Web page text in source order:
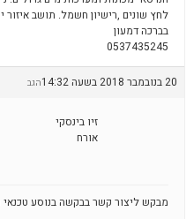
לחץ שונים ,רישיון חשמל. תושב איזור
בברכה דמעון
0537435245
20 בנובמבר 2018 בשעה 14:32 הגב
זיו בינסקי
אורח
מבקש ליצור קשר בבקשה בנוסע טכנאי